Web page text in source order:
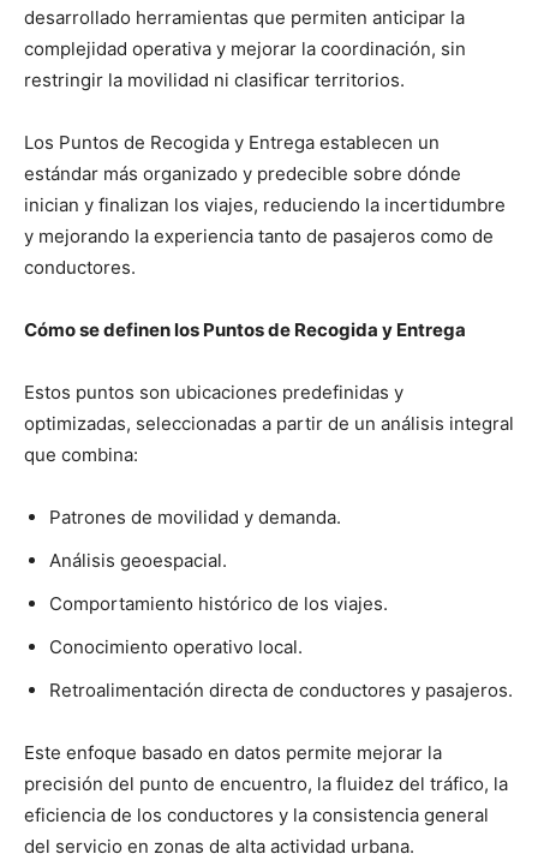
desarrollado herramientas que permiten anticipar la
complejidad operativa y mejorar la coordinación, sin
restringir la movilidad ni clasificar territorios.
Los Puntos de Recogida y Entrega establecen un
estándar más organizado y predecible sobre dónde
inician y finalizan los viajes, reduciendo la incertidumbre
y mejorando la experiencia tanto de pasajeros como de
conductores.
Cómo se definen los Puntos de Recogida y Entrega
Estos puntos son ubicaciones predefinidas y
optimizadas, seleccionadas a partir de un análisis integral
que combina:
Patrones de movilidad y demanda.
Análisis geoespacial.
Comportamiento histórico de los viajes.
Conocimiento operativo local.
Retroalimentación directa de conductores y pasajeros.
Este enfoque basado en datos permite mejorar la
precisión del punto de encuentro, la fluidez del tráfico, la
eficiencia de los conductores y la consistencia general
del servicio en zonas de alta actividad urbana.